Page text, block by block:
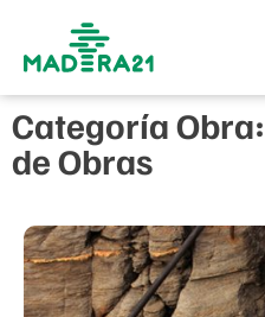
Categoría
de Obras